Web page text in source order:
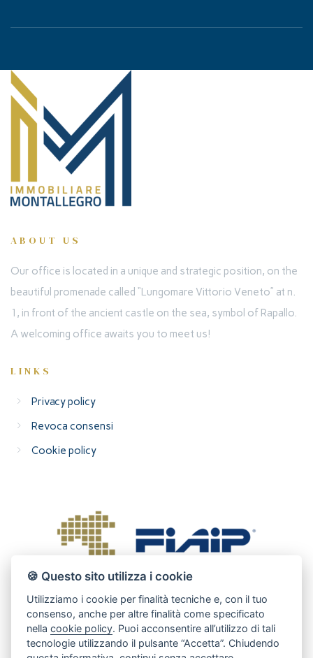
ABOUT US
Our office is located in a unique and strategic position, on the
beautiful promenade called “Lungomare Vittorio Veneto” at n.
1, in front of the ancient castle on the sea, symbol of Rapallo.
A welcoming office awaits you to meet us!
LINKS
Privacy policy
Revoca consensi
Cookie policy
🍪 Questo sito utilizza i cookie
Utilizziamo i cookie per finalità tecniche e, con il tuo
consenso, anche per altre finalità come specificato
nellacookie policy. Puoi acconsentire all’utilizzo di tali
tecnologie utilizzando il pulsante “Accetta”. Chiudendo